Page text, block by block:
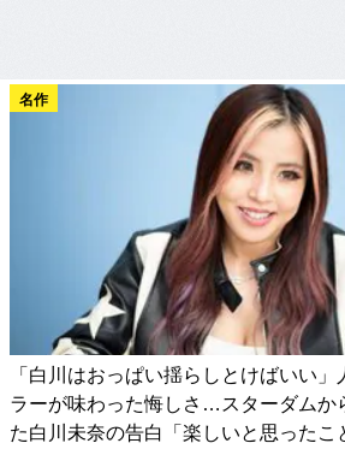
名作
「白川はおっぱい揺らしとけばいい」
ラーが味わった悔しさ…スターダムか
た白川未奈の告白「楽しいと思ったこ